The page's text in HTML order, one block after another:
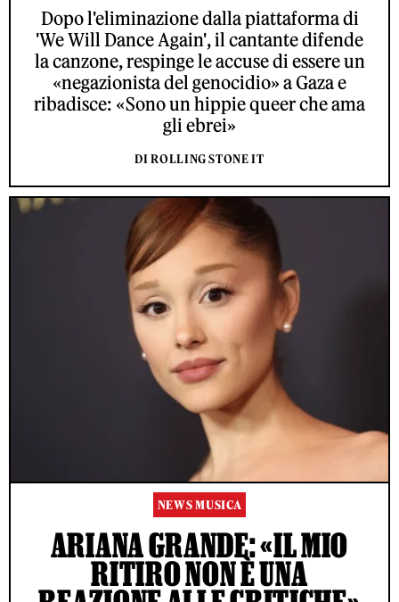
Dopo l'eliminazione dalla piattaforma di
'We Will Dance Again', il cantante difende
la canzone, respinge le accuse di essere un
«negazionista del genocidio» a Gaza e
ribadisce: «Sono un hippie queer che ama
gli ebrei»
DI ROLLING STONE IT
NEWS MUSICA
ARIANA GRANDE: «IL MIO
RITIRO NON È UNA